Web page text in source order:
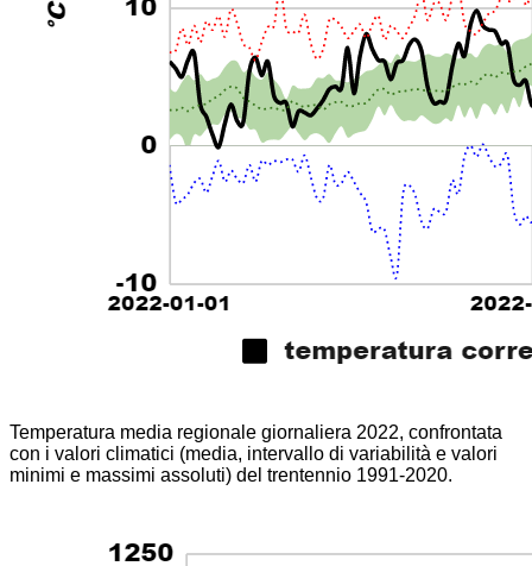
Temperatura media regionale giornaliera 2022, confrontata
con i valori climatici (media, intervallo di variabilità e valori
minimi e massimi assoluti) del trentennio 1991-2020.